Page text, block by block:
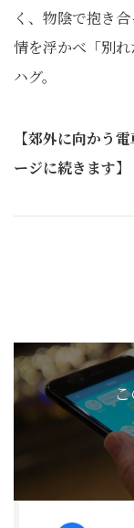
く、物陰で抱き
情を浮かべ「別
ハグ。
【郊外に向かう
ージに続きます】